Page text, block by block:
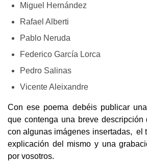
Miguel Hernández
Rafael Alberti
Pablo Neruda
Federico García Lorca
Pedro Salinas
Vicente Aleixandre
Con ese poema debéis publicar
que contenga una breve
con algunas imágenes insertadas,  el
explicación del mismo y una
por vosotros.